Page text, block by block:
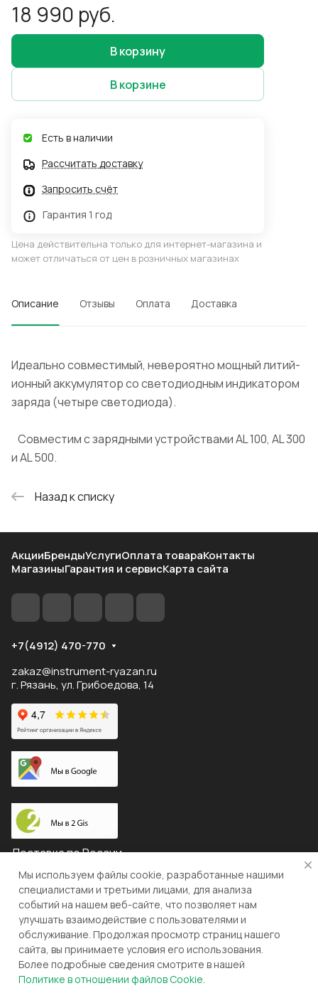
18 990 руб.
В корзину
В корзине
Есть в наличии
Рассчитать доставку
Запросить счёт
Гарантия 1 год
Цена действительна только для интернет-магазина и
может отличаться от цен в розничных магазинах
Описание Отзывы Оплата Доставка
Идеально совместимый, невероятно мощный литий-
ионный аккумулятор со светодиодным индикатором
заряда (четыре светодиода).
Совместим с зарядными устройствами AL 100, AL 300
и AL 500.
Назад к списку
АкцииБрендыУслугиОплата товараКонтакты
МагазиныГарантия и сервисКарта сайта
+7(4912) 470-770
zakaz@instrument-ryazan.ru
г. Рязань, ул. Грибоедова, 14
Доставка по России
© 2026 "ЛЕВША"
Конфиденциальность
Оферта
Разработка и поддержка gianit.ru
Мы используем файлы cookie, разработанные нашими
специалистами и третьими лицами, для анализа
событий на нашем веб-сайте, что позволяет нам
улучшать взаимодействие с пользователями и
обслуживание. Продолжая просмотр страниц нашего
сайта, вы принимаете условия его использования.
Более подробные сведения смотрите в нашей
Политике в отношении файлов Cookie.